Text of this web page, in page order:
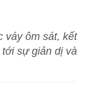
váy ôm sát, kết
sự giản dị và